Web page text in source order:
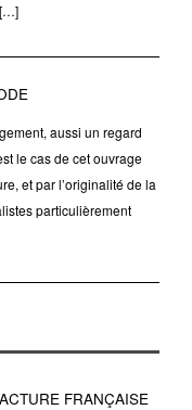
[…]
aussi un regard
le cas de cet ouvrage
et par l’originalité de la
particulièrement
FRANÇAISE